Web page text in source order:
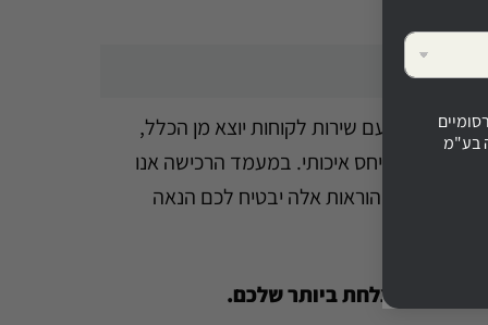
בע"מ
תמיד עם שירות לקוחות יוצא מן הכלל,
לנהוג גם ביחס איכותי. במעמד הרכישה אנו
מילוי הוראות אלה יבטיח לכם הנאה
המוצלחת ביותר שלכם.